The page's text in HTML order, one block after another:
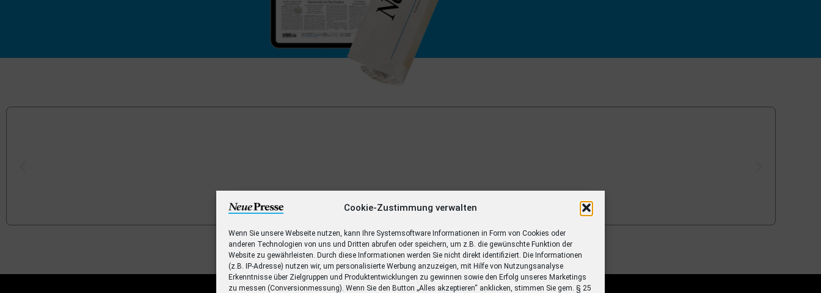
Cookie-Zustimmung verwalten
Wenn Sie unsere Webseite nutzen, kann Ihre Systemsoftware Informationen in Form von Cookies oder
anderen Technologien von uns und Dritten abrufen oder speichern, um z.B. die gewünschte Funktion der
Website zu gewährleisten. Durch diese Informationen werden Sie nicht direkt identifiziert. Die Informationen
(z.B. IP-Adresse) nutzen wir, um personalisierte Werbung anzuzeigen, mit Hilfe von Nutzungsanalyse
Erkenntnisse über Zielgruppen und Produktentwicklungen zu gewinnen sowie den Erfolg unseres Marketings
zu messen (Conversionmessung). Wenn Sie den Button „Alles akzeptieren“ anklicken, stimmen Sie gem. § 25
Plus Abo-Angebot
Jetzt 30 Tage lang NP+ testen und Zugriff auf alle Premium-Inhalte der
Nachrichtenseite erhalten.